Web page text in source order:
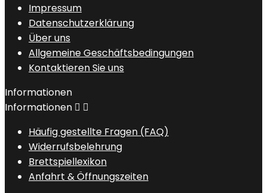
Impressum
Datenschutzerklärung
Über uns
Allgemeine Geschäftsbedingungen
Kontaktieren Sie uns
Informationen
Informationen  
Häufig gestellte Fragen (FAQ)
Widerrufsbelehrung
Brettspiellexikon
Anfahrt & Öffnungszeiten